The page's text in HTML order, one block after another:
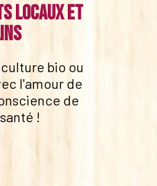
locaux et
bio ou
l'amour de
de
!